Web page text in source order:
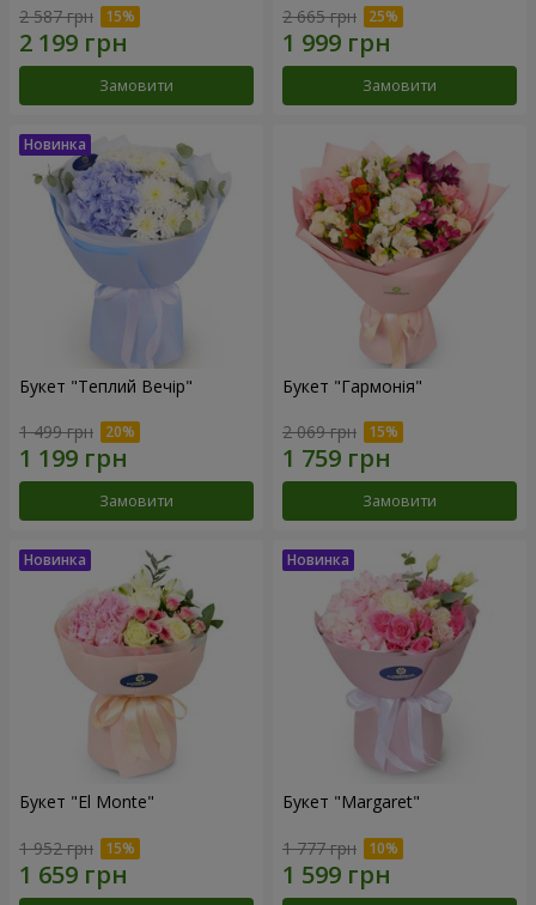
2 587 грн
Замовити
2 665 грн
Замовити
Букет "Теплий Вечір"
1 499 грн
Замовити
Букет "Гармонія"
2 069 грн
Замовити
Букет "El Monte"
1 952 грн
Букет "Margaret"
1 777 грн